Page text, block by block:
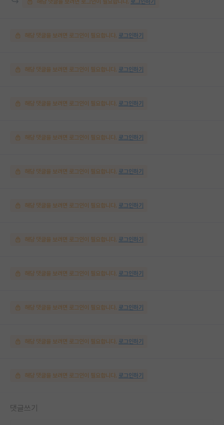
해당 댓글을 보려면 로그인이 필요합니다. 로그인하기
해당 댓글을 보려면 로그인이 필요합니다. 로그인하기
해당 댓글을 보려면 로그인이 필요합니다. 로그인하기
해당 댓글을 보려면 로그인이 필요합니다. 로그인하기
해당 댓글을 보려면 로그인이 필요합니다. 로그인하기
해당 댓글을 보려면 로그인이 필요합니다. 로그인하기
해당 댓글을 보려면 로그인이 필요합니다. 로그인하기
해당 댓글을 보려면 로그인이 필요합니다. 로그인하기
해당 댓글을 보려면 로그인이 필요합니다. 로그인하기
해당 댓글을 보려면 로그인이 필요합니다. 로그인하기
해당 댓글을 보려면 로그인이 필요합니다. 로그인하기
해당 댓글을 보려면 로그인이 필요합니다. 로그인하기
댓글쓰기